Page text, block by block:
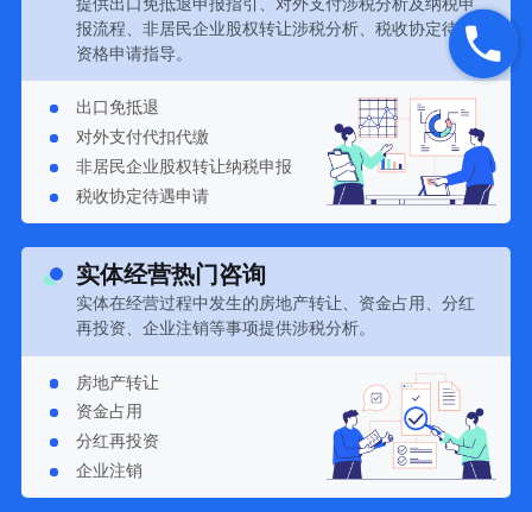
提供出口免抵退申报指引、对外支付涉税分析及纳税申
报流程、非居民企业股权转让涉税分析、税收协定待遇
资格申请指导。
出口免抵退
对外支付代扣代缴
非居民企业股权转让纳税申报
税收协定待遇申请
实体经营热门咨询
实体在经营过程中发生的房地产转让、资金占用、分红
再投资、企业注销等事项提供涉税分析。
房地产转让
资金占用
分红再投资
企业注销